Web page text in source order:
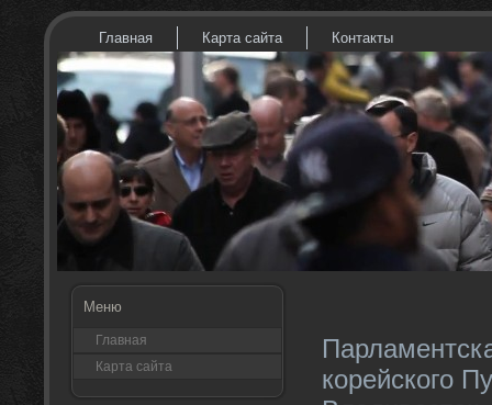
Главная Карта сайта Контакты
Меню
Главная
Карта сайта
корейского